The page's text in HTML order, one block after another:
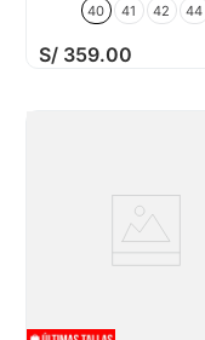
40 41 42 44
S/ 359.00